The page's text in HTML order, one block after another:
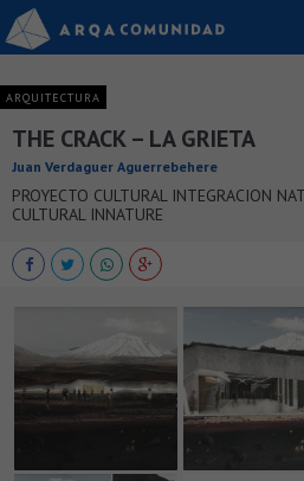
ARQUITECTURA
THE CRACK – LA GRIETA
Juan Verdaguer Aguerrebehere
PROYECTO CULTURAL INTEGRACION
CULTURAL INNATURE